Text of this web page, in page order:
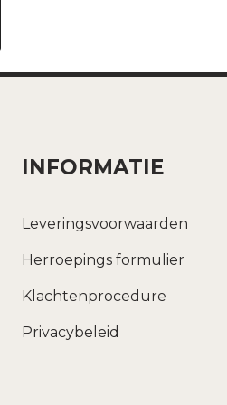
INFORMATIE
Leveringsvoorwaarden
Herroepings formulier
Klachtenprocedure
Privacybeleid